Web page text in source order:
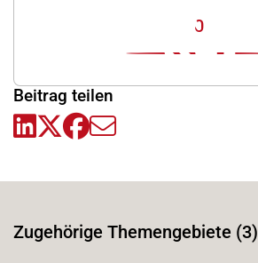
0
Beitrag teilen
Zugehörige Themengebiete (3)